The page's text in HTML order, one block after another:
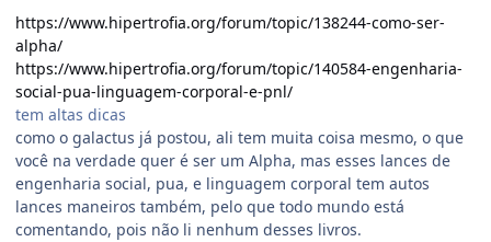
https://www.hipertrofia.org/forum/topic/138244-como-ser-
alpha/
https://www.hipertrofia.org/forum/topic/140584-engenharia-
social-pua-linguagem-corporal-e-pnl/
tem altas dicas
como o galactus já postou, ali tem muita coisa mesmo, o que
você na verdade quer é ser um Alpha, mas esses lances de
engenharia social, pua, e linguagem corporal tem autos
lances maneiros também, pelo que todo mundo está
comentando, pois não li nenhum desses livros.